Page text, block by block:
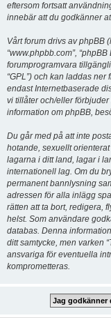
eftersom fortsatt
innebär att du godkänner
Vårt forum drivs av phpBB
“www.phpbb.com”,
forumprogramvara
“GPL”) och kan laddas ner
endast Internetbaserade
vi tillåter och/eller
information om phpBB,
Du går med på att inte
hotande, sexuellt
lagarna i ditt land, lagar i
internationell lag. Om du
permanent bannlysning
adressen för alla inlägg
rätten att ta bort, redigera,
helst. Som användare
databas. Denna
ditt samtycke, men varken
ansvariga för eventuella
komprometteras.